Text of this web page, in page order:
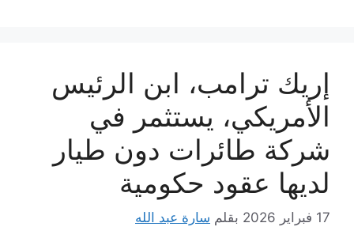
إريك ترامب، ابن الرئيس
الأمريكي، يستثمر في
شركة طائرات دون طيار
لديها عقود حكومية
17 فبراير 2026 بقلم سارة عبد الله